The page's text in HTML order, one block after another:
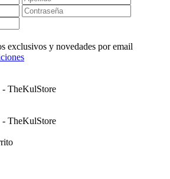
exclusivos y novedades por email